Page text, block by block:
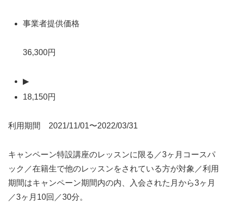
事業者提供価格
36,300円
▶
18,150円
利用期間 2021/11/01〜2022/03/31
キャンペーン特設講座のレッスンに限る／3ヶ月コースパ
ック／在籍生で他のレッスンをされている方が対象／利用
期間はキャンペーン期間内の内、入会された月から3ヶ月
／3ヶ月10回／30分。